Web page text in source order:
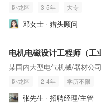
卧龙区 3-5年 大专
邓女士 · 猎头顾问
某国内大型电气机械/器材公司
卧龙区 2-4年 学历不限
张先生 · 招聘经理/主管